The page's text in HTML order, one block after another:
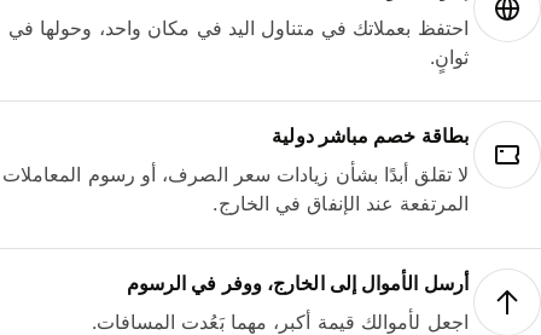
احتفظ بعملاتك في متناول اليد في مكان واحد، وحولها في
ثوانٍ.
بطاقة خصم مباشر دولية
لا تقلق أبدًا بشأن زيادات سعر الصرف، أو رسوم المعاملات
المرتفعة عند الإنفاق في الخارج.
أرسل الأموال إلى الخارج، ووفر في الرسوم
اجعل لأموالك قيمة أكبر، مهما بَعُدت المسافات.